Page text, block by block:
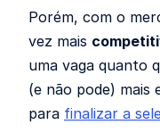
Porém, com o
vez mais
uma vaga quanto
(e não pode)
para finalizar a